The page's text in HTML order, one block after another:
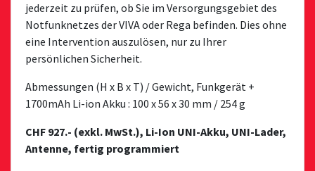
jederzeit zu prüfen, ob Sie im Versorgungsgebiet des
Notfunknetzes der VIVA oder Rega befinden. Dies ohne
eine Intervention auszulösen, nur zu Ihrer
persönlichen Sicherheit.
Abmessungen (H x B x T) / Gewicht, Funkgerät +
1700mAh Li-ion Akku : 100 x 56 x 30 mm / 254 g
CHF 927.- (exkl. MwSt.), Li-Ion UNI-Akku, UNI-Lader,
Antenne, fertig programmiert